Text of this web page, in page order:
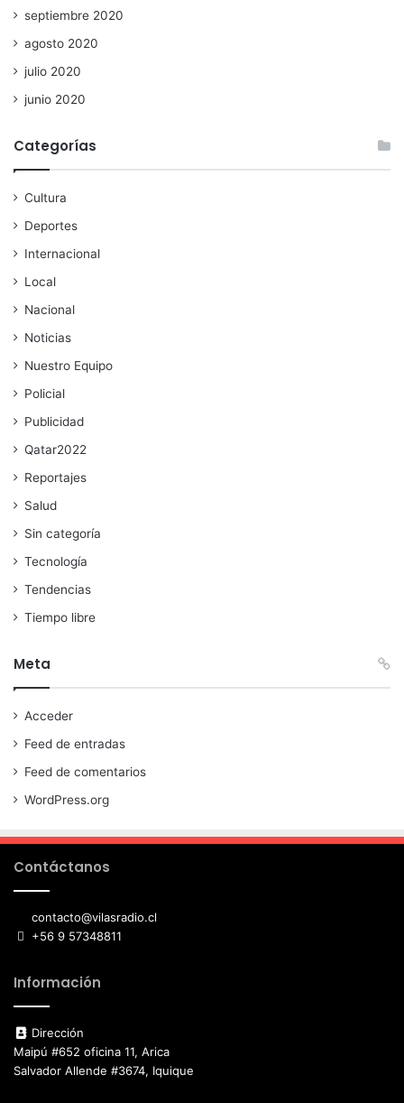
septiembre 2020
agosto 2020
julio 2020
junio 2020
Categorías
Cultura
Deportes
Internacional
Local
Nacional
Noticias
Nuestro Equipo
Policial
Publicidad
Qatar2022
Reportajes
Salud
Sin categoría
Tecnología
Tendencias
Tiempo libre
Meta
Acceder
Feed de entradas
Feed de comentarios
WordPress.org
Contáctanos
contacto@vilasradio.cl
+56 9 57348811
Información
Dirección
Maipú #652 oficina 11, Arica
Salvador Allende #3674, Iquique